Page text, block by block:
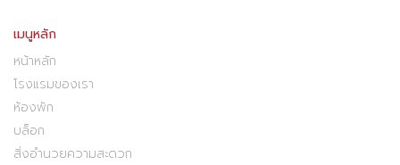
เมนูหลัก
หน้าหลัก
โรงแรมของเรา
ห้องพัก
บล็อก
สิ่งอำนวยความสะดวก